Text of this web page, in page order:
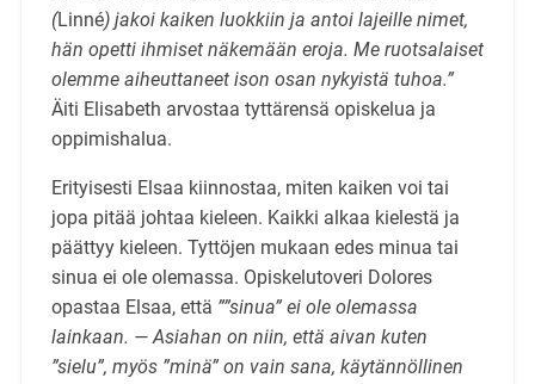
(Linné) jakoi kaiken luokkiin ja antoi lajeille nimet,
hän opetti ihmiset näkemään eroja. Me ruotsalaiset
olemme aiheuttaneet ison osan nykyistä tuhoa.”
Äiti Elisabeth arvostaa tyttärensä opiskelua ja
oppimishalua.
Erityisesti Elsaa kiinnostaa, miten kaiken voi tai
jopa pitää johtaa kieleen. Kaikki alkaa kielestä ja
päättyy kieleen. Tyttöjen mukaan edes minua tai
sinua ei ole olemassa. Opiskelutoveri Dolores
opastaa Elsaa, että ””sinua” ei ole olemassa
lainkaan. — Asiahan on niin, että aivan kuten
”sielu”, myös ”minä” on vain sana, käytännöllinen